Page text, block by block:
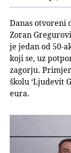
Danas otvoreni
Zoran
je jedan od 50-
koji se, uz
zagorju.
školu ‘Ljudevit
eura.